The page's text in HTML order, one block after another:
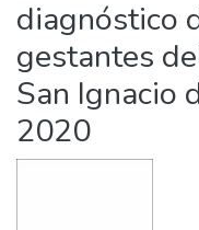
diagnóstico
gestantes
San Ignacio
2020